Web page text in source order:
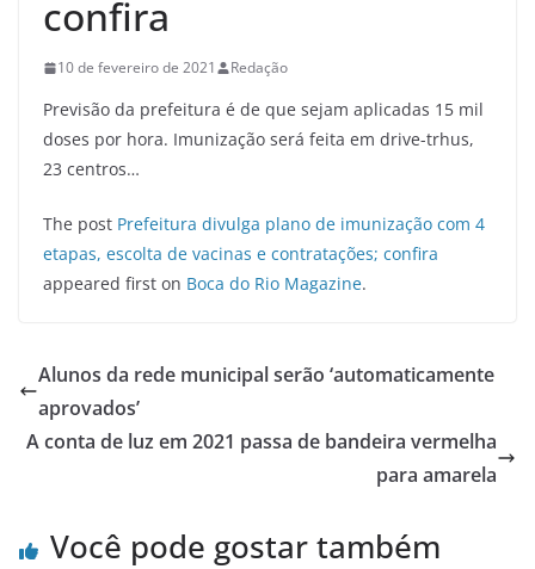
confira
10 de fevereiro de 2021 Redação
Previsão da prefeitura é de que sejam aplicadas 15 mil
doses por hora. Imunização será feita em drive-trhus,
23 centros…
The post Prefeitura divulga plano de imunização com 4
etapas, escolta de vacinas e contratações; confira
appeared first on Boca do Rio Magazine.
Alunos da rede municipal serão ‘automaticamente
aprovados’
A conta de luz em 2021 passa de bandeira vermelha
para amarela
Você pode gostar também